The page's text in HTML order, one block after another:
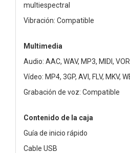
multiespectral
Vibración: Compatible
Multimedia
Audio: AAC, WAV, MP3, MIDI,
Vídeo: MP4, 3GP, AVI, FLV, MKV,
Grabación de voz: Compatible
Contenido de la caja
Guía de inicio rápido
Cable USB